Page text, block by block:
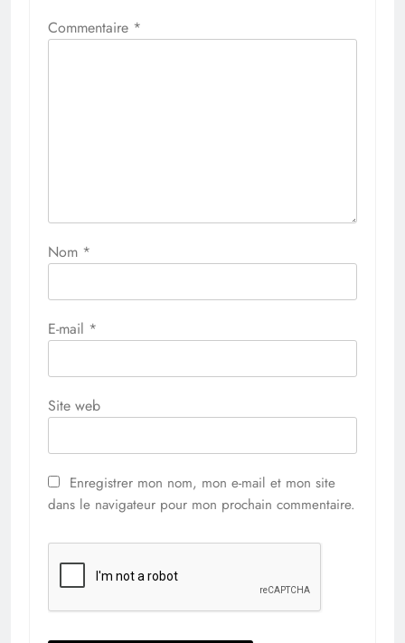
Commentaire *
Nom *
E-mail *
Site web
Enregistrer mon nom, mon e-mail et mon site
dans le navigateur pour mon prochain commentaire.